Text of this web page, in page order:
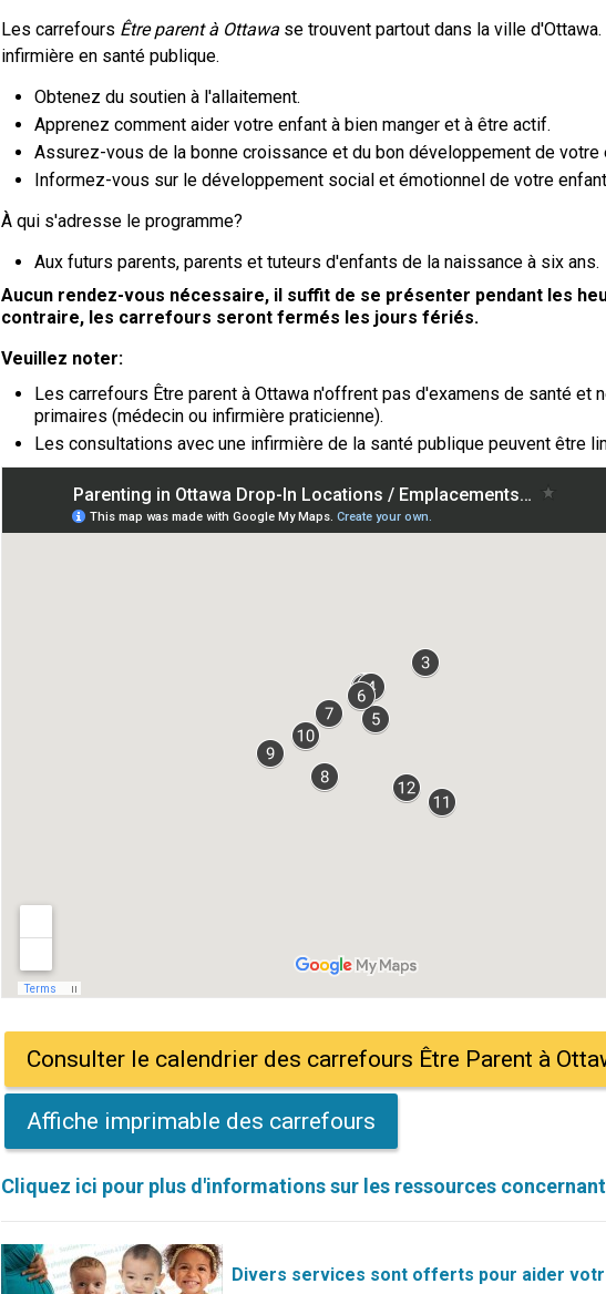
Les carrefours Être parent à Ottawa se trouvent partout dans la ville
infirmière en santé publique.
Obtenez du soutien à l'allaitement.
Apprenez comment aider votre enfant à bien manger et à être actif.
Assurez-vous de la bonne croissance et du bon développement de votre
Informez-vous sur le développement social et émotionnel de votre
À qui s'adresse le programme?
Aux futurs parents, parents et tuteurs d'enfants de la naissance à six ans.
Aucun rendez-vous nécessaire, il suffit de se présenter pendant les
contraire, les carrefours seront fermés les jours fériés.
Veuillez noter:
Les carrefours Être parent à Ottawa n'offrent pas d'examens de santé
primaires (médecin ou infirmière praticienne).
Les consultations avec une infirmière de la santé publique peuvent être
Consulter le calendrier des carrefours Être Parent à
Affiche imprimable des carrefours
Cliquez ici pour plus d'informations sur les ressources
Divers services sont offerts pour aider